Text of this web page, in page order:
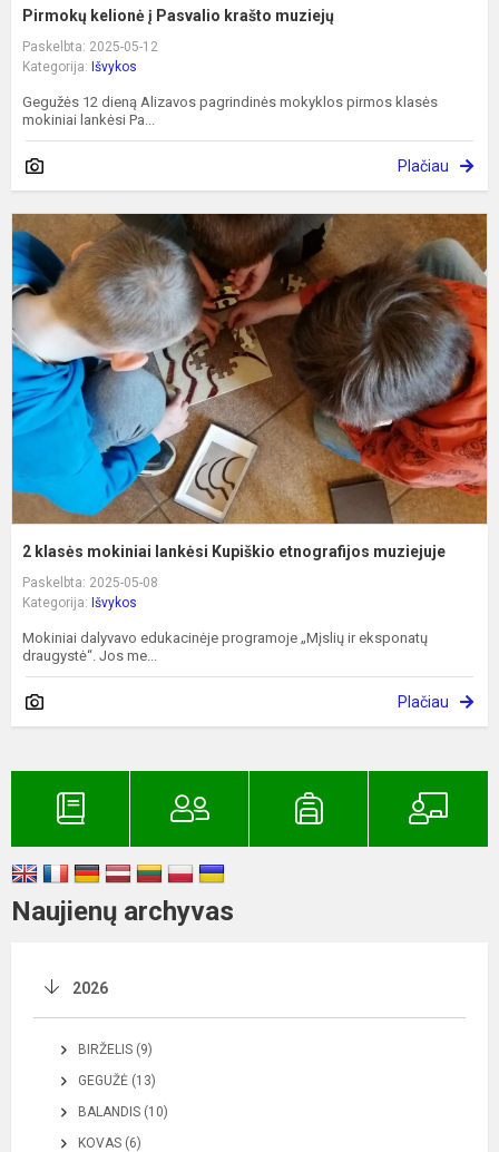
Pirmokų kelionė į Pasvalio krašto muziejų
Paskelbta: 2025-05-12
Kategorija: Išvykos
Gegužės 12 dieną Alizavos pagrindinės mokyklos pirmos klasės
mokiniai lankėsi Pa...
Plačiau
2 klasės mokiniai lankėsi Kupiškio etnografijos muziejuje
Paskelbta: 2025-05-08
Kategorija: Išvykos
Mokiniai dalyvavo edukacinėje programoje „Mįslių ir eksponatų
draugystė“. Jos me...
Plačiau
Naujienų archyvas
2026
BIRŽELIS (9)
GEGUŽĖ (13)
BALANDIS (10)
KOVAS (6)